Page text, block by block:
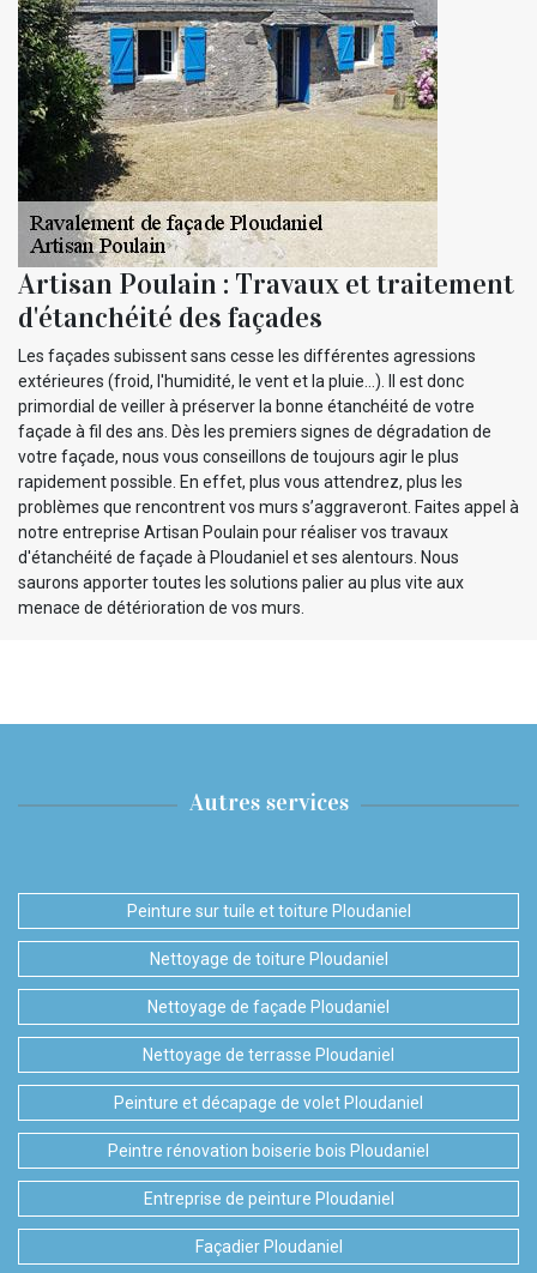
Artisan Poulain : Travaux et traitement
d'étanchéité des façades
Les façades subissent sans cesse les différentes agressions
extérieures (froid, l'humidité, le vent et la pluie…). Il est donc
primordial de veiller à préserver la bonne étanchéité de votre
façade à fil des ans. Dès les premiers signes de dégradation de
votre façade, nous vous conseillons de toujours agir le plus
rapidement possible. En effet, plus vous attendrez, plus les
problèmes que rencontrent vos murs s’aggraveront. Faites appel à
notre entreprise Artisan Poulain pour réaliser vos travaux
d'étanchéité de façade à Ploudaniel et ses alentours. Nous
saurons apporter toutes les solutions palier au plus vite aux
menace de détérioration de vos murs.
Autres services
Peinture sur tuile et toiture Ploudaniel
Nettoyage de toiture Ploudaniel
Nettoyage de façade Ploudaniel
Nettoyage de terrasse Ploudaniel
Peinture et décapage de volet Ploudaniel
Peintre rénovation boiserie bois Ploudaniel
Entreprise de peinture Ploudaniel
Façadier Ploudaniel